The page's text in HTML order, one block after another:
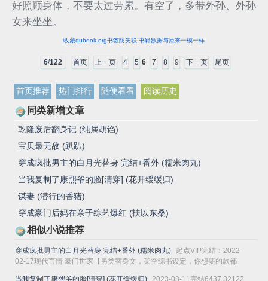
好照顾身体，不要太过劳累。有空了，多带外孙、外孙
女来坐坐。
收藏qubook.org书签防失联 书籍数据与原来一模一样
6/122 首页 上一页 4 5 6 7 8 9 下一页 尾页
首页推荐 热门排行 随便看看 阅读历史
同类新增文章
乾隆废后翻身记 (纯属胡诌)
宝贝最无敌 (趴趴)
穿成疯批男主的白月光替身 完结+番外 (糯米肉丸)
当我复制了康熙爷的脸[清穿] (花开缓缓归)
谋妻 (潜行的香猪)
穿成豪门后妈在亲子综艺爆红 (扶以东桑)
相似小说推荐
穿成疯批男主的白月光替身 完结+番外 (糯米肉丸)
起点VIP完结：2022-
02-17现代言情 豪门世家【另类替身文，架空综书设定，你想要的款都
当我复制了康熙爷的脸[清穿] (花开缓缓归)
2023-03-11完结6437 32122